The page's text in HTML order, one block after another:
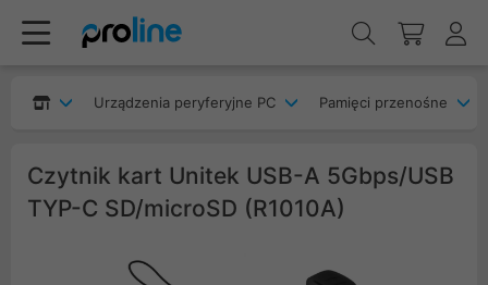
Urządzenia peryferyjne PC Pamięci przenośne
Czytnik kart Unitek USB-A 5Gbps/USB
TYP-C SD/microSD (R1010A)